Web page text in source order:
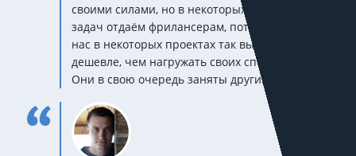
своими силами, но в некоторых случаях часть
задач отдаём фрилансерам, потому что для
нас в некоторых проектах так выходит
дешевле, чем нагружать своих специалистов.
Они в свою очередь заняты другими делами.